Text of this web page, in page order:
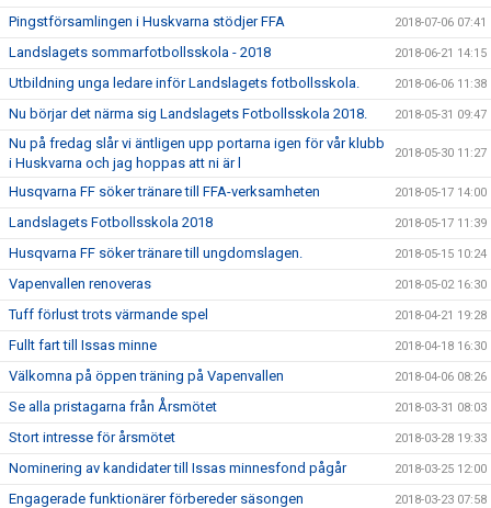
Pingstförsamlingen i Huskvarna stödjer FFA 2018-07-06 07:41
Landslagets sommarfotbollsskola - 2018 2018-06-21 14:15
Utbildning unga ledare inför Landslagets fotbollsskola. 2018-06-06 11:38
Nu börjar det närma sig Landslagets Fotbollsskola 2018. 2018-05-31 09:47
Nu på fredag slår vi äntligen upp portarna igen för vår klubb
i Huskvarna och jag hoppas att ni är l
2018-05-30 11:27
Husqvarna FF söker tränare till FFA-verksamheten 2018-05-17 14:00
Landslagets Fotbollsskola 2018 2018-05-17 11:39
Husqvarna FF söker tränare till ungdomslagen. 2018-05-15 10:24
Vapenvallen renoveras 2018-05-02 16:30
Tuff förlust trots värmande spel 2018-04-21 19:28
Fullt fart till Issas minne 2018-04-18 16:30
Välkomna på öppen träning på Vapenvallen 2018-04-06 08:26
Se alla pristagarna från Årsmötet 2018-03-31 08:03
Stort intresse för årsmötet 2018-03-28 19:33
Nominering av kandidater till Issas minnesfond pågår 2018-03-25 12:00
Engagerade funktionärer förbereder säsongen 2018-03-23 07:58